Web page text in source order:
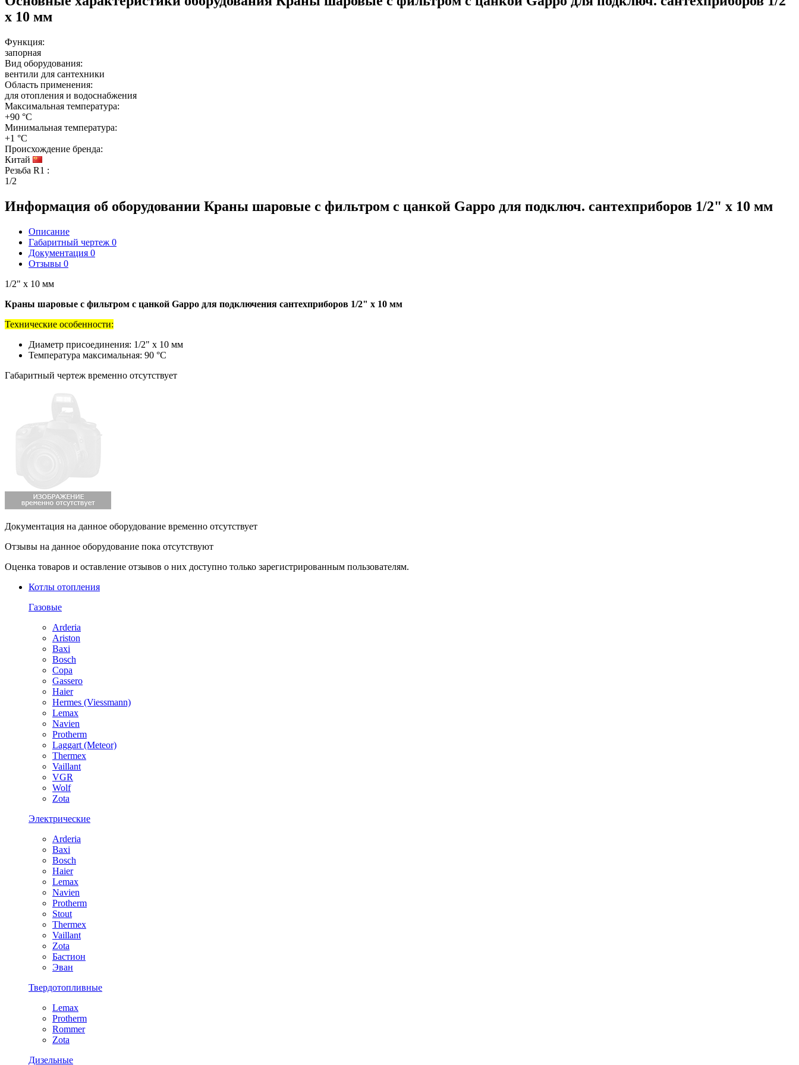
х 10 мм
Функция:
запорная
Вид оборудования:
вентили для сантехники
Область применения:
для отопления и водоснабжения
Максимальная температура:
+90 °C
Минимальная температура:
+1 °C
Происхождение бренда:
Китай
Резьба R1 :
1/2
Информация об оборудовании Краны шаровые с фильтром с цанкой Gappo для подключ. сантехприборов 1/2" х 10 мм
Описание
Габаритный чертеж 0
Документация 0
Отзывы 0
1/2" х 10 мм
Краны шаровые с фильтром с цанкой Gappo для подключения сантехприборов 1/2" х 10 мм
Технические особенности:
Диаметр присоединения: 1/2" х 10 мм
Температура максимальная: 90 °C
Габаритный чертеж временно отсутствует
Документация на данное оборудование временно отсутствует
Отзывы на данное оборудование пока отсутствуют
Оценка товаров и оставление отзывов о них доступно только зарегистрированным пользователям.
Котлы отопления
Газовые
Arderia
Ariston
Baxi
Bosch
Copa
Gassero
Haier
Hermes (Viessmann)
Lemax
Navien
Protherm
Laggart (Meteor)
Thermex
Vaillant
VGR
Wolf
Zota
Электрические
Arderia
Baxi
Bosch
Haier
Lemax
Navien
Protherm
Stout
Thermex
Vaillant
Zota
Бастион
Эван
Твердотопливные
Lemax
Protherm
Rommer
Zota
Дизельные